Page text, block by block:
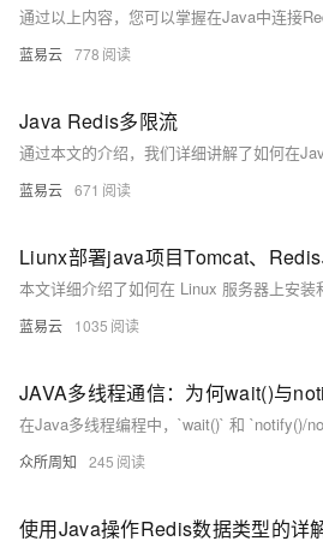
蓝易云 778
Java Redis多限流
蓝易云 671
Liunx部署java项目Tomcat、
蓝易云 1035
JAVA多线程通信：为何wait()与
众所周知 245
使用Java操作Redis数据类型的详